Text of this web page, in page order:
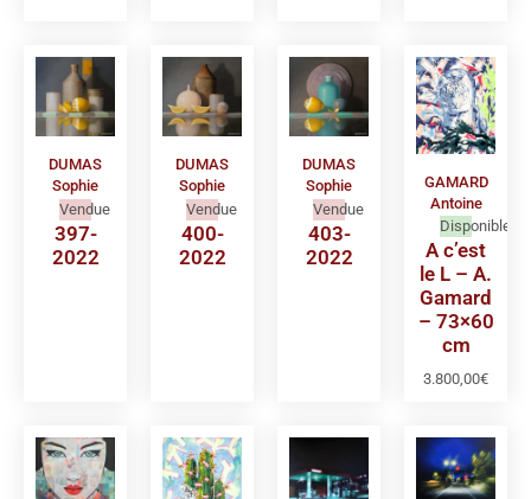
DUMAS
Sophie
Vendue
397-
2022
DUMAS
Sophie
Vendue
400-
2022
DUMAS
Sophie
Vendue
403-
2022
GAMARD
Antoine
Disponible
A c’est
le L – A.
Gamard
– 73×60
cm
3.800,00€